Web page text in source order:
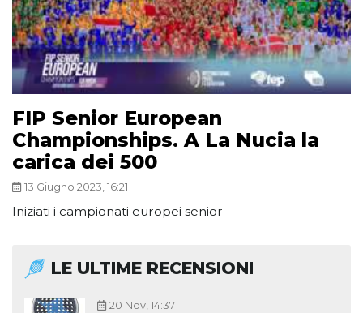
FIP Senior European
Championships. A La Nucia la
carica dei 500
13 Giugno 2023, 16:21
Iniziati i campionati europei senior
LE ULTIME RECENSIONI
20 Nov, 14:37